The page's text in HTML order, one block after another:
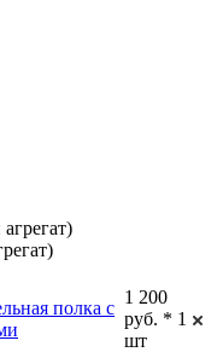
полка с
1 200
руб. * 1
шт